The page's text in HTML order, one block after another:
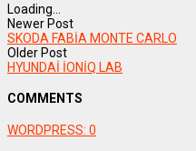
Loading...
Newer Post
SKODA FABİA MONTE CARLO
Older Post
HYUNDAİ İONİQ LAB
COMMENTS
WORDPRESS: 0